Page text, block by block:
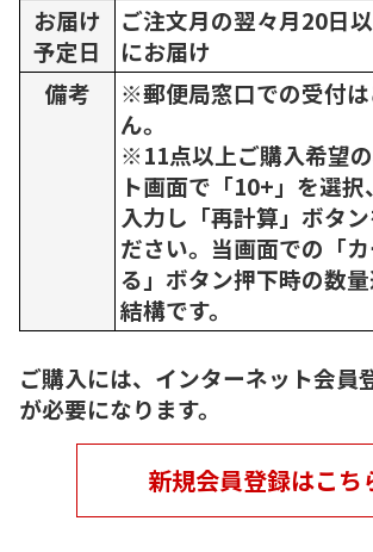
お届け
予定日
ご注文月の翌々月20日
にお届け
備考
※郵便局窓口での受付
ん。
※11点以上ご購入希望
ト画面で「10+」を選
入力し「再計算」ボタ
ださい。当画面での「
る」ボタン押下時の数
結構です。
ご購入には、インターネット会員
が必要になります。
新規会員登録はこち